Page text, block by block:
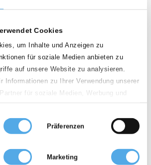
Cookies
um Inhalte und Anzeigen zu
für soziale Medien anbieten zu
auf unsere Website zu analysieren.
Informationen zu Ihrer Verwendung unserer
für soziale Medien, Werbung und
Partner führen diese Informationen
weiteren Daten zusammen, die Sie ihnen
die sie im Rahmen Ihrer Nutzung der
Präferenzen
Marketing